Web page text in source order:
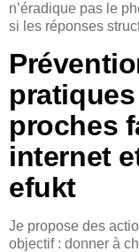
n’éradique pas le
si les réponses
proches
internet
efukt
Je propose des
objectif : donner à